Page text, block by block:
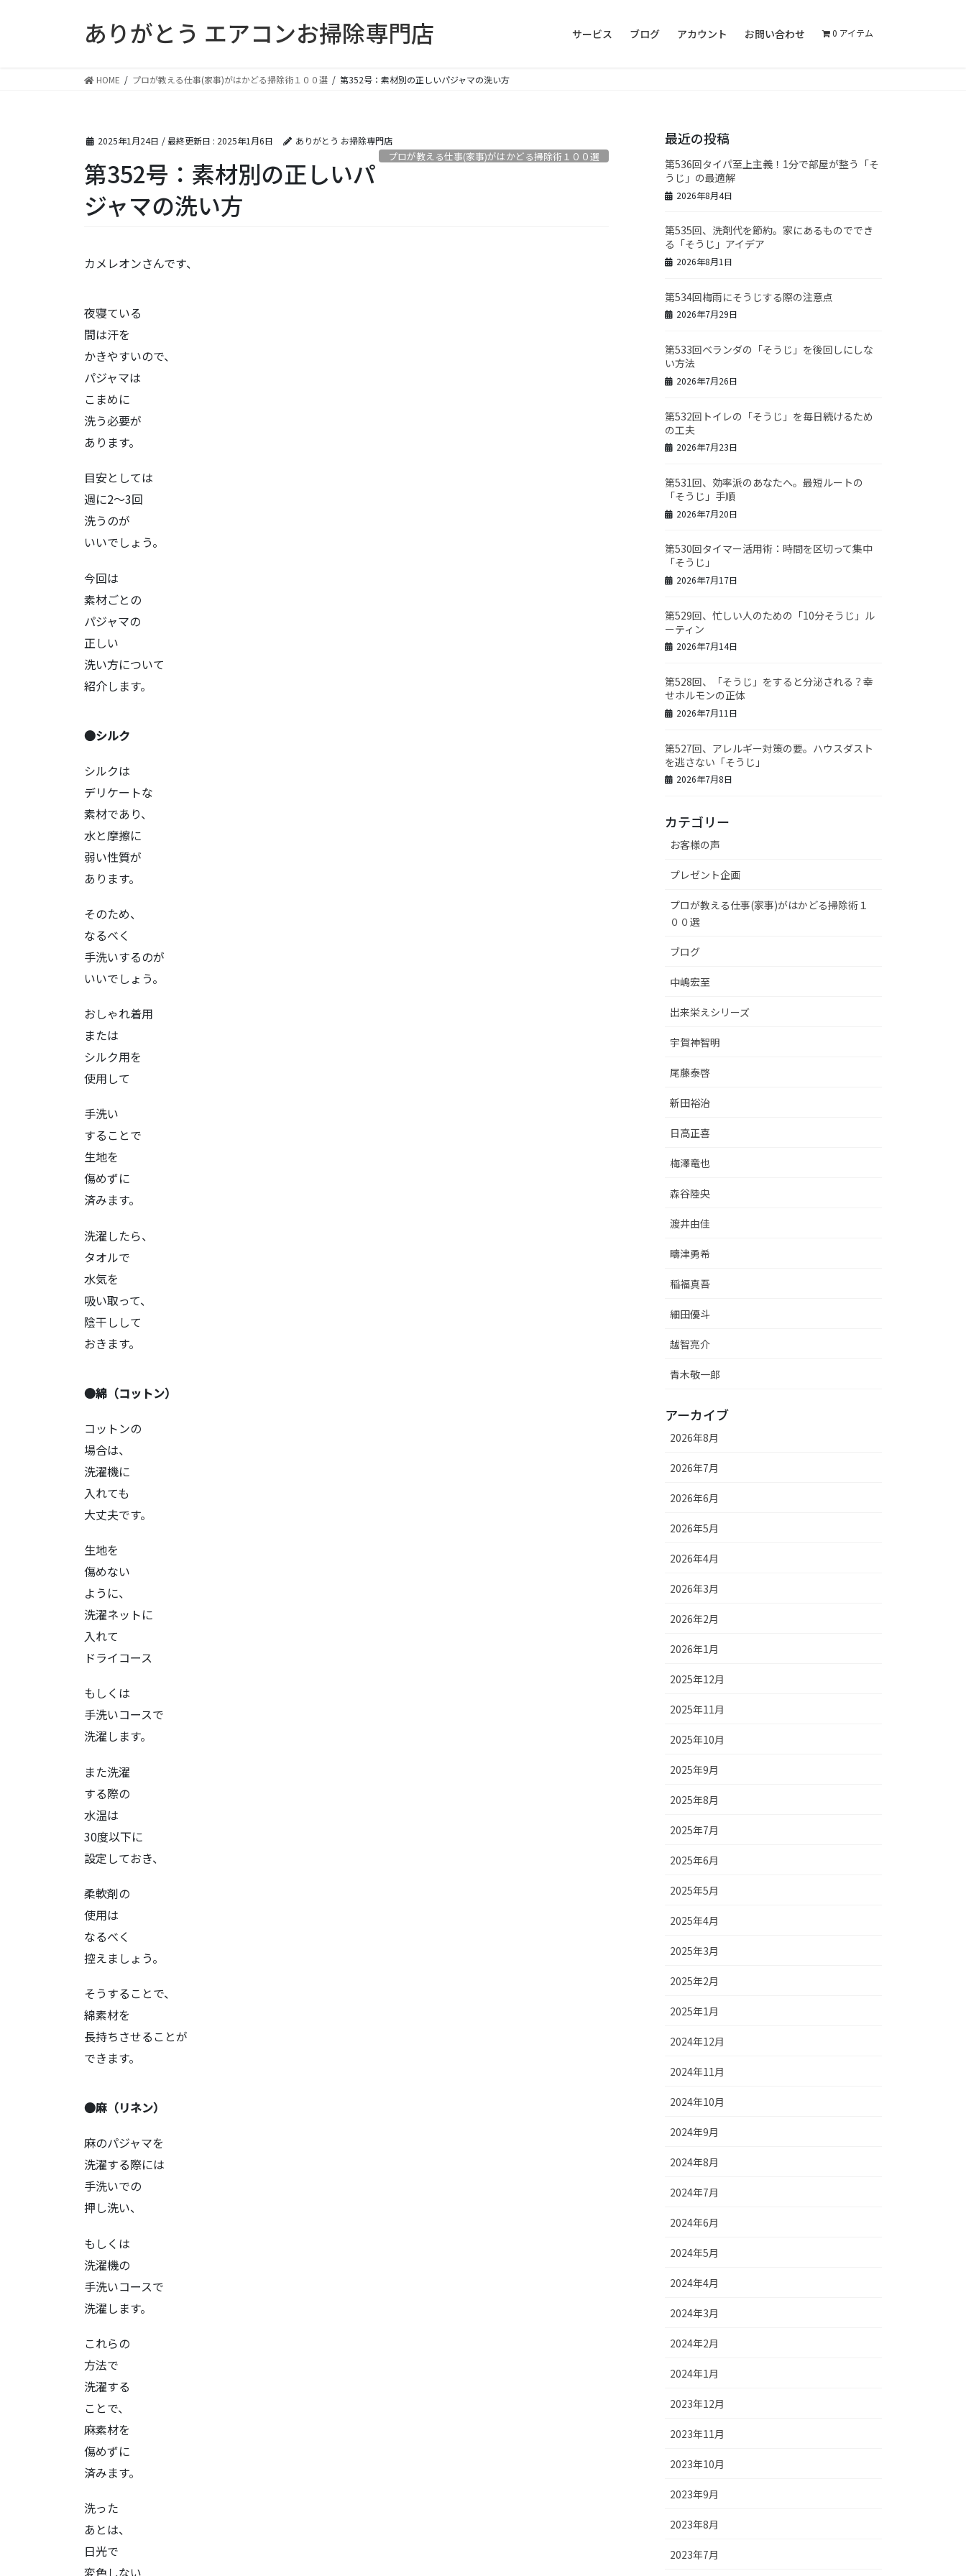
ありがとう エアコンお掃除専門店 サービス ブログ アカウント お問い合わせ 0 アイテム
HOME プロが教える仕事(家事)がはかどる掃除術１００選 第352号：素材別の正しいパジャマの洗い方
2025年1月24日 / 最終更新日 : 2025年1月6日 ありがとう お掃除専門店
プロが教える仕事(家事)がはかどる掃除術１００選
第352号：素材別の正しいパ
ジャマの洗い方
カメレオンさんです、
夜寝ている
間は汗を
かきやすいので、
パジャマは
こまめに
洗う必要が
あります。
目安としては
週に2～3回
洗うのが
いいでしょう。
今回は
素材ごとの
パジャマの
正しい
洗い方について
紹介します。
●シルク
シルクは
デリケートな
素材であり、
水と摩擦に
弱い性質が
あります。
そのため、
なるべく
手洗いするのが
いいでしょう。
おしゃれ着用
または
シルク用を
使用して
手洗い
することで
生地を
傷めずに
済みます。
洗濯したら、
タオルで
水気を
吸い取って、
陰干しして
おきます。
●綿（コットン）
コットンの
場合は、
洗濯機に
入れても
大丈夫です。
生地を
傷めない
ように、
洗濯ネットに
入れて
ドライコース
もしくは
手洗いコースで
洗濯します。
また洗濯
する際の
水温は
30度以下に
設定しておき、
柔軟剤の
使用は
なるべく
控えましょう。
そうすることで、
綿素材を
長持ちさせることが
できます。
●麻（リネン）
麻のパジャマを
洗濯する際には
手洗いでの
押し洗い、
もしくは
洗濯機の
手洗いコースで
洗濯します。
これらの
方法で
洗濯する
ことで、
麻素材を
傷めずに
済みます。
洗った
あとは、
日光で
変色しない
最近の投稿
第536回タイパ至上主義！1分で部屋が整う「そ
うじ」の最適解
2026年8月4日
第535回、洗剤代を節約。家にあるものででき
る「そうじ」アイデア
2026年8月1日
第534回梅雨にそうじする際の注意点
2026年7月29日
第533回ベランダの「そうじ」を後回しにしな
い方法
2026年7月26日
第532回トイレの「そうじ」を毎日続けるため
の工夫
2026年7月23日
第531回、効率派のあなたへ。最短ルートの
「そうじ」手順
2026年7月20日
第530回タイマー活用術：時間を区切って集中
「そうじ」
2026年7月17日
第529回、忙しい人のための「10分そうじ」ル
ーティン
2026年7月14日
第528回、「そうじ」をすると分泌される？幸
せホルモンの正体
2026年7月11日
第527回、アレルギー対策の要。ハウスダスト
を逃さない「そうじ」
2026年7月8日
カテゴリー
お客様の声
プレゼント企画
プロが教える仕事(家事)がはかどる掃除術１
００選
ブログ
中嶋宏至
出来栄えシリーズ
宇賀神智明
尾藤泰啓
新田裕治
日高正喜
梅澤竜也
森谷陸央
渡井由佳
疇津勇希
稲福真吾
細田優斗
越智亮介
青木敬一郎
アーカイブ
2026年8月
2026年7月
2026年6月
2026年5月
2026年4月
2026年3月
2026年2月
2026年1月
2025年12月
2025年11月
2025年10月
2025年9月
2025年8月
2025年7月
2025年6月
2025年5月
2025年4月
2025年3月
2025年2月
2025年1月
2024年12月
2024年11月
2024年10月
2024年9月
2024年8月
2024年7月
2024年6月
2024年5月
2024年4月
2024年3月
2024年2月
2024年1月
2023年12月
2023年11月
2023年10月
2023年9月
2023年8月
2023年7月